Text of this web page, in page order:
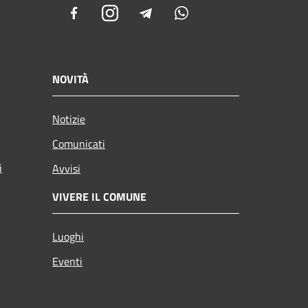
FacebookInstagramTelegram
NOVITÀ
Notizie
Comunicati
Avvisi
VIVERE IL COMUNE
Luoghi
Eventi